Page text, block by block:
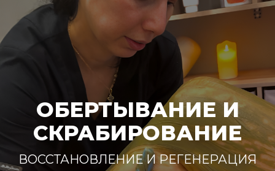
ОБЕРТЫВАНИЕ И
СКРАБИРОВАНИЕ
ВОССТАНОВЛЕНИЕ И РЕГЕНЕРАЦИЯ